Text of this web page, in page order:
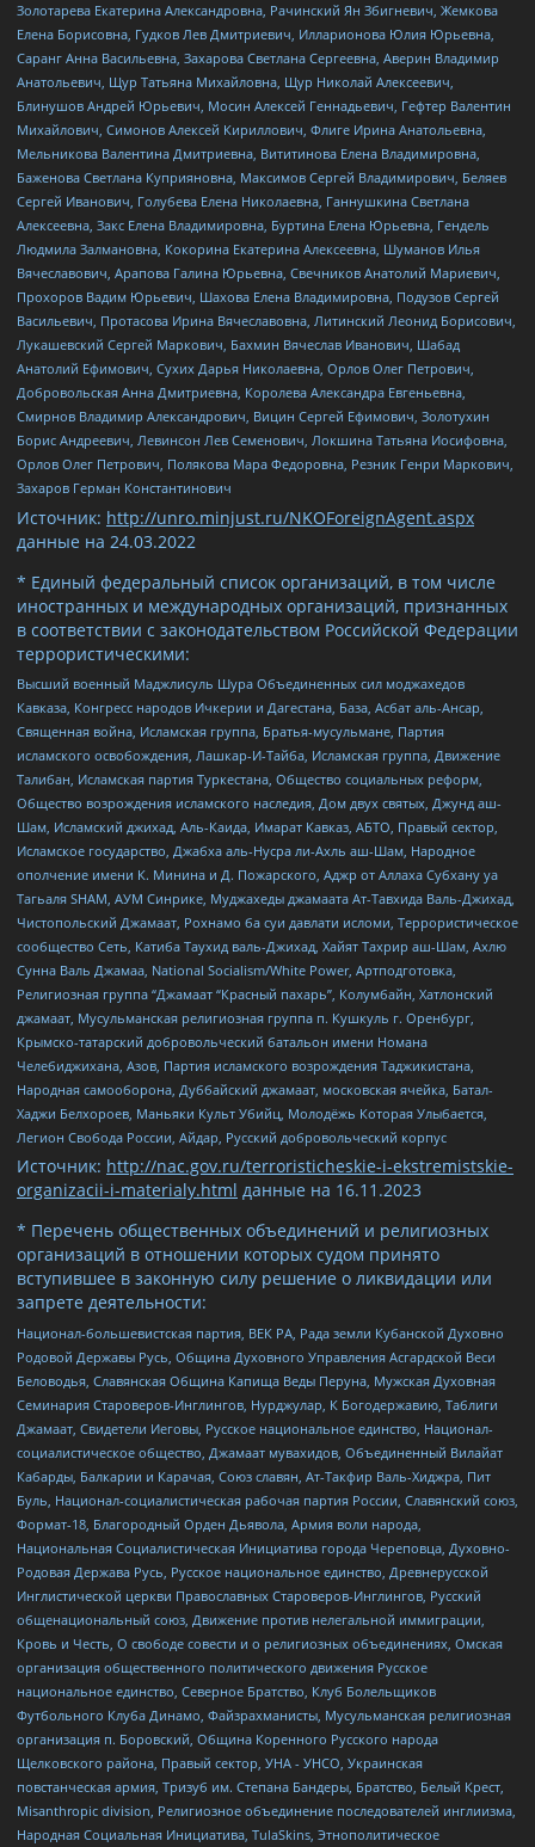
Золотарева Екатерина Александровна, Рачинский Ян Збигневич, Жемкова
Елена Борисовна, Гудков Лев Дмитриевич, Илларионова Юлия Юрьевна,
Саранг Анна Васильевна, Захарова Светлана Сергеевна, Аверин Владимир
Анатольевич, Щур Татьяна Михайловна, Щур Николай Алексеевич,
Блинушов Андрей Юрьевич, Мосин Алексей Геннадьевич, Гефтер Валентин
Михайлович, Симонов Алексей Кириллович, Флиге Ирина Анатольевна,
Мельникова Валентина Дмитриевна, Вититинова Елена Владимировна,
Баженова Светлана Куприяновна, Максимов Сергей Владимирович, Беляев
Сергей Иванович, Голубева Елена Николаевна, Ганнушкина Светлана
Алексеевна, Закс Елена Владимировна, Буртина Елена Юрьевна, Гендель
Людмила Залмановна, Кокорина Екатерина Алексеевна, Шуманов Илья
Вячеславович, Арапова Галина Юрьевна, Свечников Анатолий Мариевич,
Прохоров Вадим Юрьевич, Шахова Елена Владимировна, Подузов Сергей
Васильевич, Протасова Ирина Вячеславовна, Литинский Леонид Борисович,
Лукашевский Сергей Маркович, Бахмин Вячеслав Иванович, Шабад
Анатолий Ефимович, Сухих Дарья Николаевна, Орлов Олег Петрович,
Добровольская Анна Дмитриевна, Королева Александра Евгеньевна,
Смирнов Владимир Александрович, Вицин Сергей Ефимович, Золотухин
Борис Андреевич, Левинсон Лев Семенович, Локшина Татьяна Иосифовна,
Орлов Олег Петрович, Полякова Мара Федоровна, Резник Генри Маркович,
Захаров Герман Константинович
Источник: http://unro.minjust.ru/NKOForeignAgent.aspx
данные на 24.03.2022
* Единый федеральный список организаций, в том числе
иностранных и международных организаций, признанных
в соответствии с законодательством Российской Федерации
террористическими:
Высший военный Маджлисуль Шура Объединенных сил моджахедов
Кавказа, Конгресс народов Ичкерии и Дагестана, База, Асбат аль-Ансар,
Священная война, Исламская группа, Братья-мусульмане, Партия
исламского освобождения, Лашкар-И-Тайба, Исламская группа, Движение
Талибан, Исламская партия Туркестана, Общество социальных реформ,
Общество возрождения исламского наследия, Дом двух святых, Джунд аш-
Шам, Исламский джихад, Аль-Каида, Имарат Кавказ, АБТО, Правый сектор,
Исламское государство, Джабха аль-Нусра ли-Ахль аш-Шам, Народное
ополчение имени К. Минина и Д. Пожарского, Аджр от Аллаха Субхану уа
Тагьаля SHAM, АУМ Синрике, Муджахеды джамаата Ат-Тавхида Валь-Джихад,
Чистопольский Джамаат, Рохнамо ба суи давлати исломи, Террористическое
сообщество Сеть, Катиба Таухид валь-Джихад, Хайят Тахрир аш-Шам, Ахлю
Сунна Валь Джамаа, National Socialism/White Power, Артподготовка,
Религиозная группа “Джамаат “Красный пахарь”, Колумбайн, Хатлонский
джамаат, Мусульманская религиозная группа п. Кушкуль г. Оренбург,
Крымско-татарский добровольческий батальон имени Номана
Челебиджихана, Азов, Партия исламского возрождения Таджикистана,
Народная самооборона, Дуббайский джамаат, московская ячейка, Батал-
Хаджи Белхороев, Маньяки Культ Убийц, Молодёжь Которая Улыбается,
Легион Свобода России, Айдар, Русский добровольческий корпус
Источник: http://nac.gov.ru/terroristicheskie-i-ekstremistskie-
organizacii-i-materialy.html данные на 16.11.2023
* Перечень общественных объединений и религиозных
организаций в отношении которых судом принято
вступившее в законную силу решение о ликвидации или
запрете деятельности:
Национал-большевистская партия, ВЕК РА, Рада земли Кубанской Духовно
Родовой Державы Русь, Община Духовного Управления Асгардской Веси
Беловодья, Славянская Община Капища Веды Перуна, Мужская Духовная
Семинария Староверов-Инглингов, Нурджулар, К Богодержавию, Таблиги
Джамаат, Свидетели Иеговы, Русское национальное единство, Национал-
социалистическое общество, Джамаат мувахидов, Объединенный Вилайат
Кабарды, Балкарии и Карачая, Союз славян, Ат-Такфир Валь-Хиджра, Пит
Буль, Национал-социалистическая рабочая партия России, Славянский союз,
Формат-18, Благородный Орден Дьявола, Армия воли народа,
Национальная Социалистическая Инициатива города Череповца, Духовно-
Родовая Держава Русь, Русское национальное единство, Древнерусской
Инглистической церкви Православных Староверов-Инглингов, Русский
общенациональный союз, Движение против нелегальной иммиграции,
Кровь и Честь, О свободе совести и о религиозных объединениях, Омская
организация общественного политического движения Русское
национальное единство, Северное Братство, Клуб Болельщиков
Футбольного Клуба Динамо, Файзрахманисты, Мусульманская религиозная
организация п. Боровский, Община Коренного Русского народа
Щелковского района, Правый сектор, УНА - УНСО, Украинская
повстанческая армия, Тризуб им. Степана Бандеры, Братство, Белый Крест,
Misanthropic division, Религиозное объединение последователей инглиизма,
Народная Социальная Инициатива, TulaSkins, Этнополитическое